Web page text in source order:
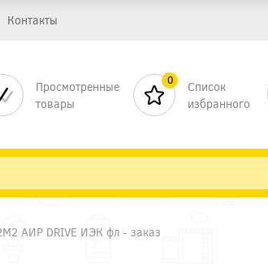
Контакты
Просмотренные
товары
0
Список
избранного
АИР DRIVE ИЭК фл - заказ